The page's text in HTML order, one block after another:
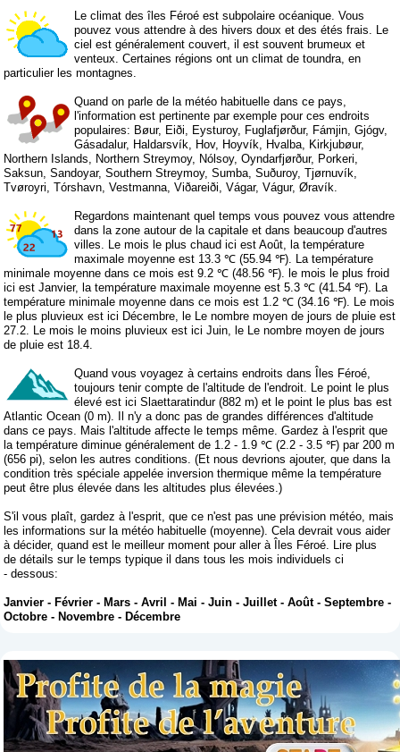
Le climat des îles Féroé est subpolaire océanique. Vous
pouvez vous attendre à des hivers doux et des étés frais. Le
ciel est généralement couvert, il est souvent brumeux et
venteux. Certaines régions ont un climat de toundra, en
particulier les montagnes.
Quand on parle de la météo habituelle dans ce pays,
l'information est pertinente par exemple pour ces endroits
populaires: Bøur, Eiði, Eysturoy, Fuglafjørður, Fámjin, Gjógv,
Gásadalur, Haldarsvík, Hov, Hoyvík, Hvalba, Kirkjubøur,
Northern Islands, Northern Streymoy, Nólsoy, Oyndarfjørður, Porkeri,
Saksun, Sandoyar, Southern Streymoy, Sumba, Suðuroy, Tjørnuvík,
Tvøroyri, Tórshavn, Vestmanna, Viðareiði, Vágar, Vágur, Øravík.
Regardons maintenant quel temps vous pouvez vous attendre
dans la zone autour de la capitale et dans beaucoup d'autres
villes. Le mois le plus chaud ici est Août, la température
maximale moyenne est 13.3 ℃ (55.94 ℉). La température
minimale moyenne dans ce mois est 9.2 ℃ (48.56 ℉). le mois le plus froid
ici est Janvier, la température maximale moyenne est 5.3 ℃ (41.54 ℉). La
température minimale moyenne dans ce mois est 1.2 ℃ (34.16 ℉). Le mois
le plus pluvieux est ici Décembre, le Le nombre moyen de jours de pluie est
27.2. Le mois le moins pluvieux est ici Juin, le Le nombre moyen de jours
de pluie est 18.4.
Quand vous voyagez à certains endroits dans Îles Féroé,
toujours tenir compte de l'altitude de l'endroit. Le point le plus
élevé est ici Slaettaratindur (882 m) et le point le plus bas est
Atlantic Ocean (0 m). Il n'y a donc pas de grandes différences d'altitude
dans ce pays. Mais l'altitude affecte le temps même. Gardez à l'esprit que
la température diminue généralement de 1.2 - 1.9 ℃ (2.2 - 3.5 ℉) par 200 m
(656 pi), selon les autres conditions. (Et nous devrions ajouter, que dans la
condition très spéciale appelée inversion thermique même la température
peut être plus élevée dans les altitudes plus élevées.)
S'il vous plaît, gardez à l'esprit, que ce n'est pas une prévision météo, mais
les informations sur la météo habituelle (moyenne). Cela devrait vous aider
à décider, quand est le meilleur moment pour aller à Îles Féroé. Lire plus
de détails sur le temps typique il dans tous les mois individuels ci
- dessous:
Janvier -Février -Mars -Avril -Mai -Juin -Juillet-Août-Septembre -
Octobre -Novembre -Décembre